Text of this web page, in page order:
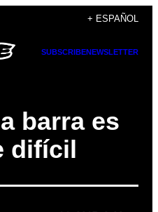
+ ESPAÑOL
SUBSCRIBENEWSLETTER
barra es
difícil